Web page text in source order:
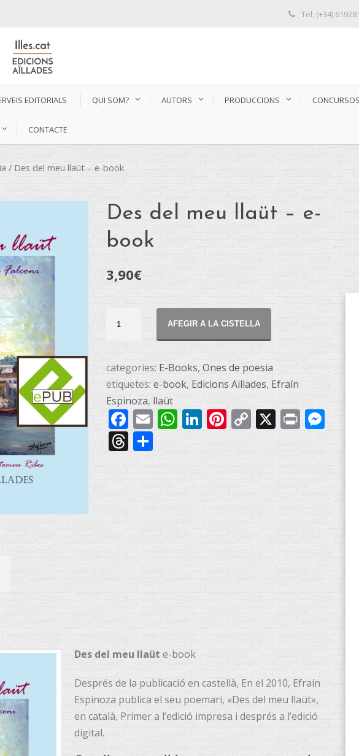
Tel: (+34)
EDITORIALS QUI SOM? AUTORS PRODUCCIONS CONCURSOS
CONTACTE
/ Des del meu llaüt – e-book
Des del meu llaüt – e-
book
3,90€
llaüt
-
e-
book
quantitat
AFEGIR A LA CISTELLA
categories: E-Books, Ones de poesia
etiquetes: e-book, Edicions Aïllades, Efraín
Espinoza, llaüt
Facebook
EmailWhatsApp
LinkedIn
Pinterest
Copy
X Print
Threads
Des del meu llaüt e-book
Després de la publicació en castellà, En el 2010, Efraín
Espinoza publica el seu poemari, «Des del meu llaüt»,
en català, Primer a l’edició impresa i després a l’edició
digital.